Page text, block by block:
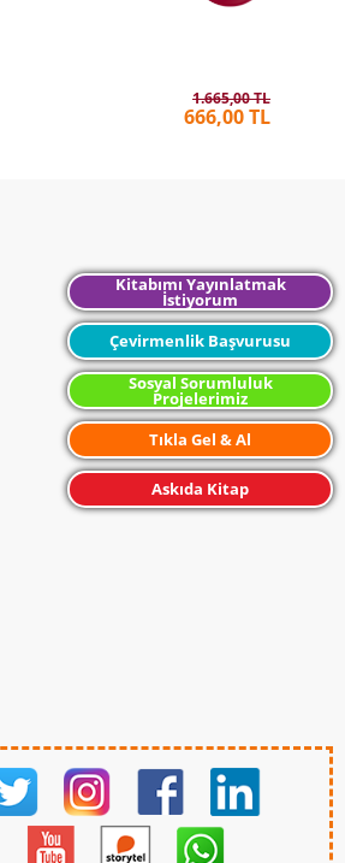
1.665,00 TL
666,00 TL
Kitabımı Yayınlatmak
İstiyorum
Çevirmenlik Başvurusu
Sosyal Sorumluluk
Projelerimiz
Tıkla Gel & Al
Askıda Kitap